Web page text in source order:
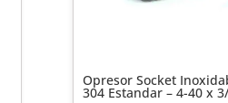
Opresor Socket
304 Estandar – 4-40 x